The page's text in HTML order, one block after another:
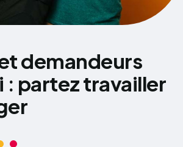
demandeurs
partez travailler